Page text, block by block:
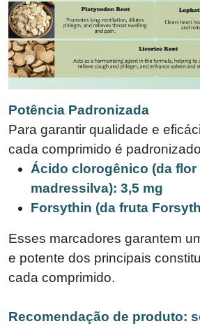
Potência Padronizada
Para garantir qualidade e
cada comprimido é
Ácido clorogênico (da flor
madressilva): 3,5 mg
Forsythin (da fruta
Esses marcadores garantem
e potente dos principais
cada comprimido.
Recomendação de produto: